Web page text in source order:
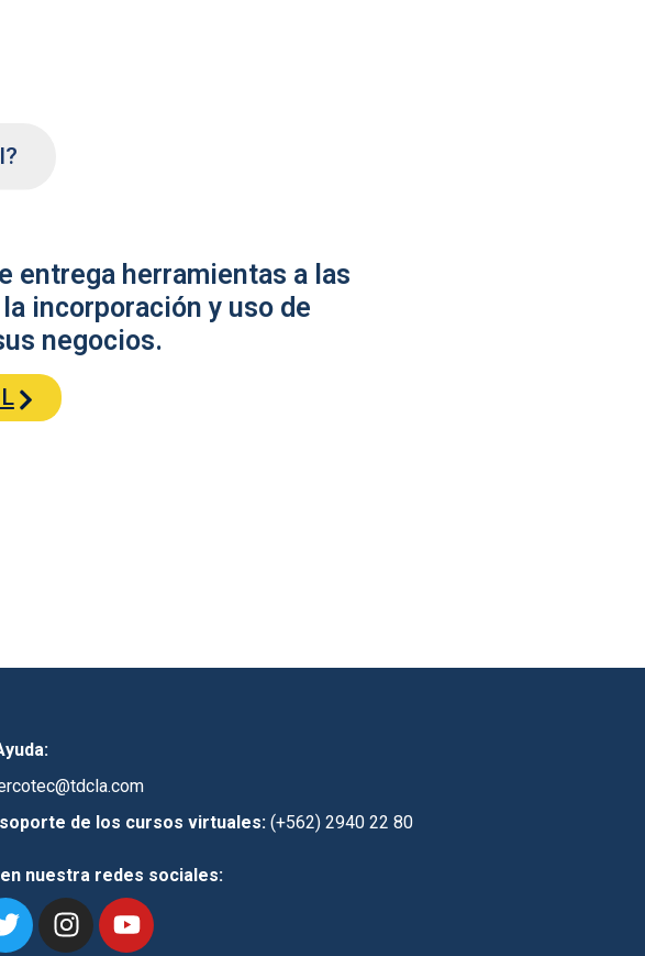
entrega herramientas a las
incorporación y uso de
negocios.
de los cursos virtuales: (+562) 2940 22 80
nuestra redes sociales: